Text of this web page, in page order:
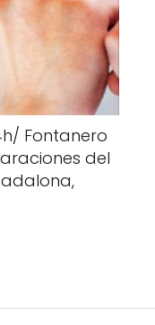
Fontanero
del